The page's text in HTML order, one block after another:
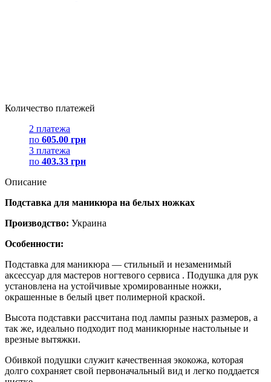
Количество платежей
2 платежа
по 605.00 грн
3 платежа
по 403.33 грн
Описание
Подставка для маникюра на белых ножках
Производство: Украина
Особенности:
Подставка для маникюра — стильный и незаменимый
аксессуар для мастеров ногтевого сервиса . Подушка для рук
установлена на устойчивые хромированные ножки,
окрашенные в белый цвет полимерной краской.
Высота подставки рассчитана под лампы разных размеров, а
так же, идеально подходит под маникюрные настольные и
врезные вытяжки.
Обивкой подушки служит качественная экокожа, которая
долго сохраняет свой первоначальный вид и легко поддается